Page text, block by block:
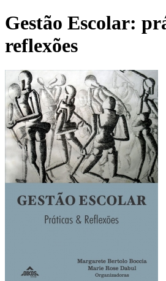
Gestão Escolar:
reflexões